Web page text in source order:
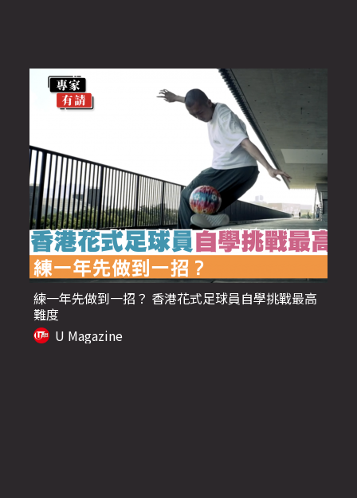
練一年先做到一招？ 香港花式足球員自學挑戰最高
難度
U Magazine